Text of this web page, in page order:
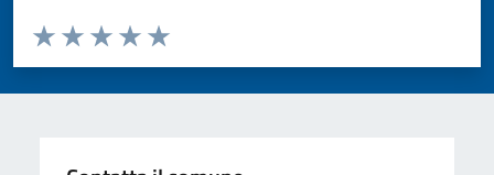
Valuta da 1 a 5 stelle la pagina
Valuta 5 stelle su 5
Valuta 4 stelle su 5
Valuta 3 stelle su 5
Valuta 2 stelle su 5
Valuta 1 stelle su 5